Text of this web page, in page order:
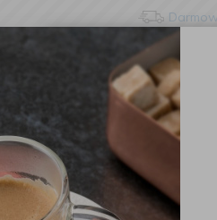
DOM DEKORACJE
Taca Radici 32,5x26,5x8cm
Change language?
We've detected that
switch to the English